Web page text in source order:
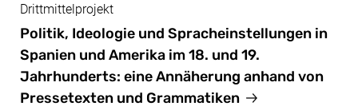
Politik, Ideologie und Spracheinstellungen in
Spanien und Amerika im 18. und 19.
Jahrhunderts: eine Annäherung anhand von
Pressetexten und Grammatiken
Drittmittelprojekt